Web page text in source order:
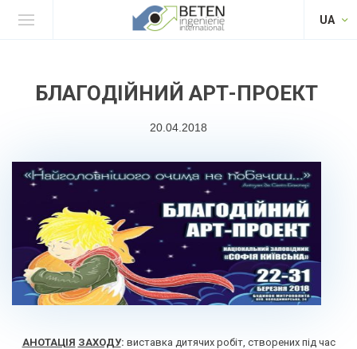
UA
БЛАГОДІЙНИЙ АРТ-ПРОЕКТ
20.04.2018
АНОТАЦІЯ ЗАХОДУ: виставка дитячих робіт, створених під час